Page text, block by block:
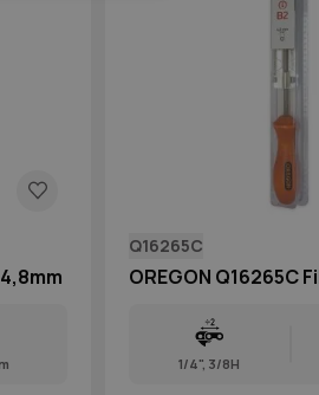
Q16265C
OREGON Q16265C
1/4", 3/8H